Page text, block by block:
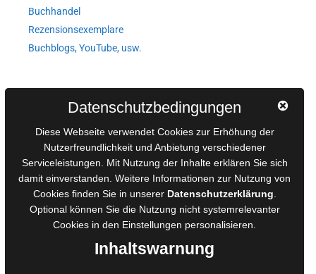
Buchhandel
Rezensionsexemplare
Buchblogs, YouTube, usw.
AGB für Medienprojekte
Online-Artikel
Manuskripte einreichen
Ausschreibungen
Belegexemplare
Eigenbedarfsexemplare
Datenschutzbedingungen
Diese Webseite verwendet Cookies zur Erhöhung der
Nutzerfreundlichkeit und Anbietung verschiedener
Serviceleistungen. Mit Nutzung der Inhalte erklären Sie sich
damit einverstanden. Weitere Informationen zur Nutzung von
Cookies finden Sie in unserer Datenschutzerklärung
Optional können Sie die Nutzung nicht systemrelevanter
Cookies in den Einstellungen personalisieren.
Inhaltswarnung